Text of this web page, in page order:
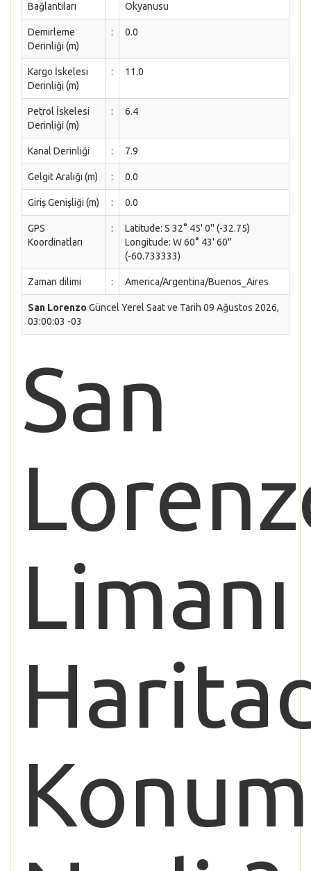
Bağlantıları
Okyanusu
Demirleme
Derinliği (m)
: 0.0
Kargo İskelesi
Derinliği (m)
: 11.0
Petrol İskelesi
Derinliği (m)
: 6.4
Kanal Derinliği : 7.9
Gelgit Aralığı (m) : 0.0
Giriş Genişliği (m) : 0.0
GPS
Koordinatları
:
Latitude: S 32° 45' 0'' (-32.75)
Longitude: W 60° 43' 60''
(-60.733333)
Zaman dilimi : America/Argentina/Buenos_Aires
San Lorenzo Güncel Yerel Saat ve Tarih 09 Ağustos 2026,
03:00:03 -03
San
Limanı